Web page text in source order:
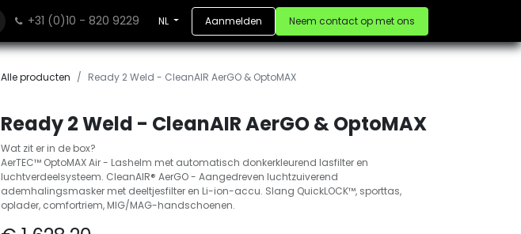
+31 (0)10 - 820 9229 NL Aanmelden Neem contact op met ons
Alle producten Ready 2 Weld - CleanAIR AerGO & OptoMAX
Ready 2 Weld - CleanAIR AerGO & OptoMAX
Wat zit er in de box?
AerTEC™ OptoMAX Air - Lashelm met automatisch donkerkleurend lasfilter en
luchtverdeelsysteem. CleanAIR® AerGO - Aangedreven luchtzuiverend
ademhalingsmasker met deeltjesfilter en Li-ion-accu. Slang QuickLOCK™, sporttas,
oplader, comfortriem, MIG/MAG-handschoenen.